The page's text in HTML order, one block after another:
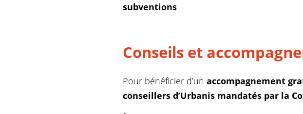
subventions
Conseils et
Pour bénéficier d’un accompagnement
conseillers d’Urbanis mandatés par la